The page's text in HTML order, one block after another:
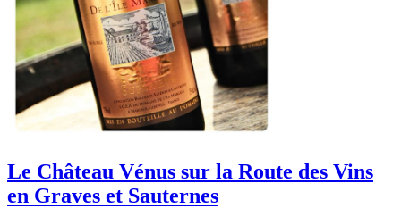
Le Château Vénus sur la Route des Vins
en Graves et Sauternes